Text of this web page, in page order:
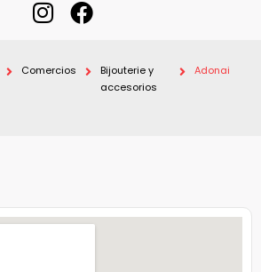
Comercios
Bijouterie y
accesorios
Adonai